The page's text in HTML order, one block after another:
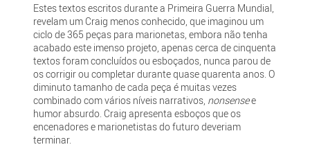
Estes textos escritos durante a Primeira Guerra Mundial,
revelam um Craig menos conhecido, que imaginou um
ciclo de 365 peças para marionetas, embora não tenha
acabado este imenso projeto, apenas cerca de cinquenta
textos foram concluídos ou esboçados, nunca parou de
os corrigir ou completar durante quase quarenta anos. O
diminuto tamanho de cada peça é muitas vezes
combinado com vários níveis narrativos, nonsensee
humor absurdo. Craig apresenta esboços que os
encenadores e marionetistas do futuro deveriam
terminar.